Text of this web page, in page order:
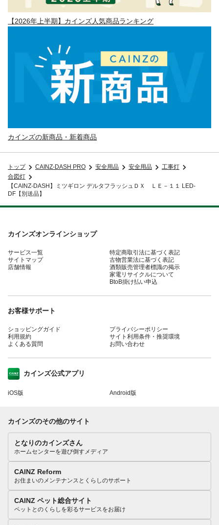
【2026年上半期】カインズ人気商品ランキング
カインズの新商品・新着商品
トップ CAINZ-DASH PRO 安全用品 安全用品
工事灯
合図灯
【CAINZ-DASH】ミツギロン デルタフラッシュＤＸ ＬＥ－１１ LED-
DF【別送品】
カインズオンラインショップ
サービス一覧
サイトマップ
店舗情報
特定商取引法に基づく表記
古物営業法に基づく表記
酒類販売管理者標識の掲示
家電リサイクルについて
BtoB掛け払い申込
お客様サポート
ショッピングガイド
利用規約
よくある質問
プライバシーポリシー
サイト利用条件・推奨環境
お問い合わせ
カインズ公式アプリ
iOS版 Android版
カインズのその他のサイト
となりのカインズさん
ホームセンターを遊び倒すメディア
CAINZ Reform
お住まいのメンテナンスとくらしのサポート
CAINZ ペット総合サイト
ペットとのくらしを彩るサービスをお届け